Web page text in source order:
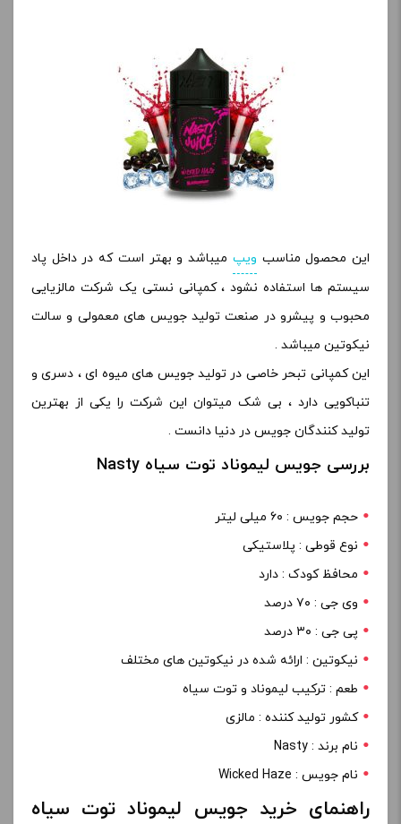
این محصول مناسب ویپ میباشد و بهتر است که در داخل پاد
سیستم ها استفاده نشود ، کمپانی نستی یک شرکت مالزیایی
محبوب و پیشرو در صنعت تولید جویس های معمولی و سالت
نیکوتین میباشد .
این کمپانی تبحر خاصی در تولید جویس های میوه ای ، دسری و
تنباکویی دارد ، بی شک میتوان این شرکت را یکی از بهترین
تولید کنندگان جویس در دنیا دانست .
بررسی جویس لیموناد توت سیاه Nasty
حجم جویس : ۶۰ میلی لیتر
نوع قوطی : پلاستیکی
محافظ کودک : دارد
وی جی : ۷۰ درصد
پی جی : ۳۰ درصد
نیکوتین : ارائه شده در نیکوتین های مختلف
طعم : ترکیب لیموناد و توت سیاه
کشور تولید کننده : مالزی
نام برند : Nasty
نام جویس : Wicked Haze
راهنمای خرید جویس لیموناد توت سیاه